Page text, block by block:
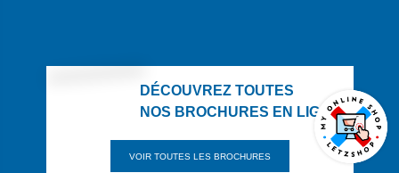
DÉCOUVREZ TOUTES
NOS BROCHURES EN LIGNE
VOIR TOUTES LES BROCHURES